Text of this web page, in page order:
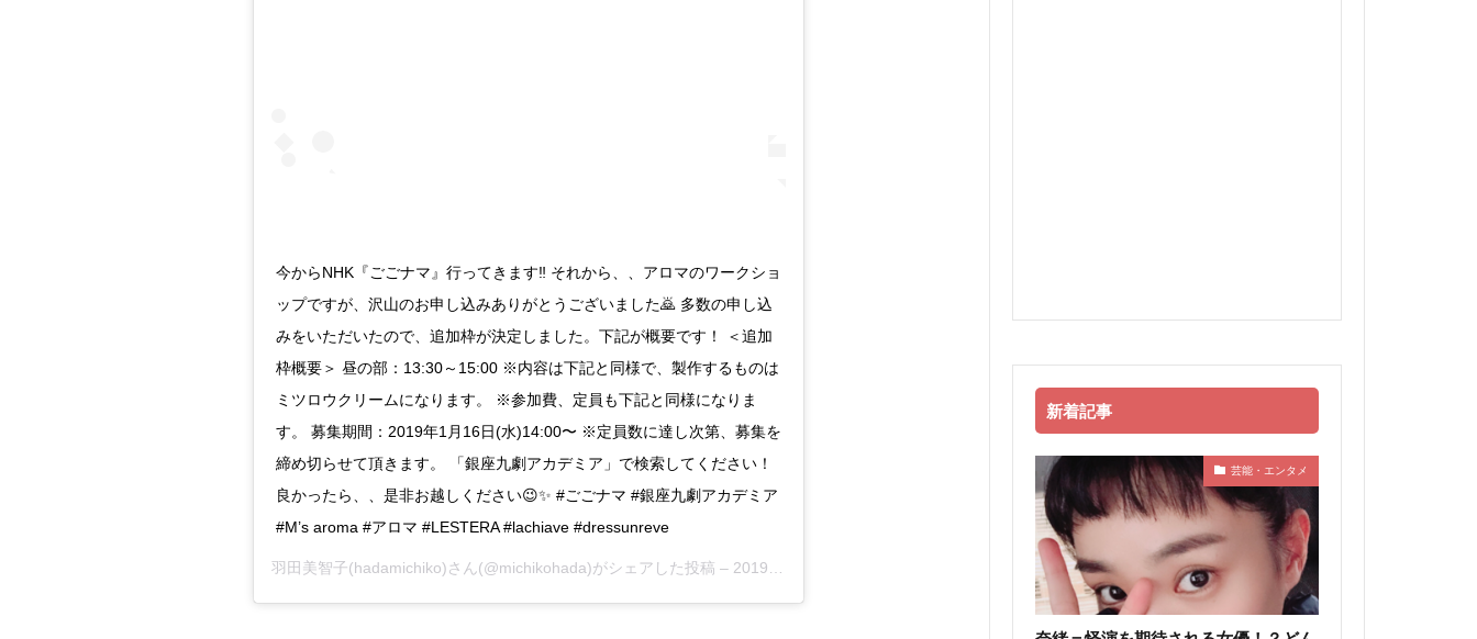
今からNHK『ごごナマ』行ってきます‼️ それから、、アロマのワークショ
ップですが、沢山のお申し込みありがとうございました🙇 多数の申し込
みをいただいたので、追加枠が決定しました。下記が概要です！ ＜追加
枠概要＞ 昼の部：13:30～15:00 ※内容は下記と同様で、製作するものは
ミツロウクリームになります。 ※参加費、定員も下記と同様になりま
す。 募集期間：2019年1月16日(水)14:00〜 ※定員数に達し次第、募集を
締め切らせて頂きます。 「銀座九劇アカデミア」で検索してください！
良かったら、、是非お越しください😉✨ #ごごナマ #銀座九劇アカデミア
#M’s aroma #アロマ #LESTERA #lachiave #dressunreve
羽田美智子(hadamichiko)さん(@michikohada)がシェアした投稿 – 2019年 1月月15日午後7時57分PST
新着記事
芸能・エンタメ